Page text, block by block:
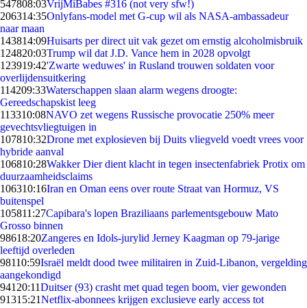
547808:03VrijMiBabes #316 (not very sfw!)
206314:35Onlyfans-model met G-cup wil als NASA-ambassadeur
naar maan
143814:09Huisarts per direct uit vak gezet om ernstig alcoholmisbruik
124820:03Trump wil dat J.D. Vance hem in 2028 opvolgt
123919:42'Zwarte weduwes' in Rusland trouwen soldaten voor
overlijdensuitkering
114209:33Waterschappen slaan alarm wegens droogte:
Gereedschapskist leeg
113310:08NAVO zet wegens Russische provocatie 250% meer
gevechtsvliegtuigen in
107810:32Drone met explosieven bij Duits vliegveld voedt vrees voor
hybride aanval
106810:28Wakker Dier dient klacht in tegen insectenfabriek Protix om
duurzaamheidsclaims
106310:16Iran en Oman eens over route Straat van Hormuz, VS
buitenspel
105811:27Capibara's lopen Braziliaans parlementsgebouw Mato
Grosso binnen
98618:20Zangeres en Idols-jurylid Jerney Kaagman op 79-jarige
leeftijd overleden
98110:59Israël meldt dood twee militairen in Zuid-Libanon, vergelding
aangekondigd
941 20:11Duitser (93) crasht met quad tegen boom, vier gewonden
91315:21Netflix-abonnees krijgen exclusieve early access tot